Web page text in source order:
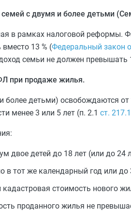
с двумя и более детьми
в рамках налоговой реформы.
13 % (Федеральный закон
семьи не должен
при продаже жилья.
более детьми) освобождаются
менее 3 или 5 лет (п. 2.1 ст.
двое детей до 18 лет (или до 24
в тот же календарный год или
стоимость нового
проданного жилья не